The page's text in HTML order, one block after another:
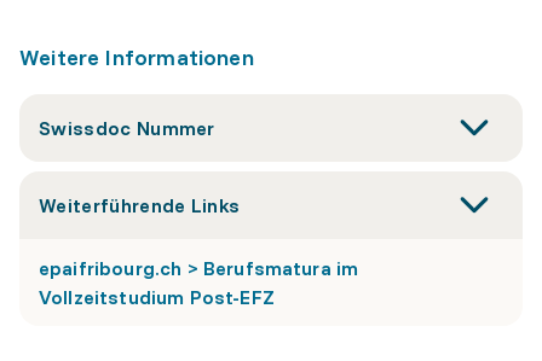
Weitere Informationen
Swissdoc Nummer
Weiterführende Links
epaifribourg.ch > Berufsmatura im
Vollzeitstudium Post-EFZ